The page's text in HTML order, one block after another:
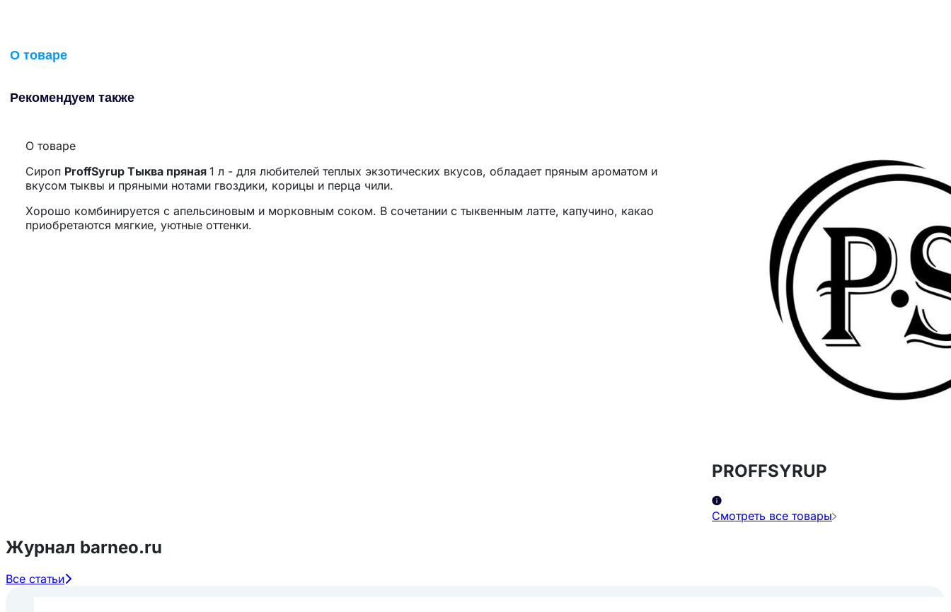
О товаре
Рекомендуем также
О товаре
Сироп ProffSyrup Тыква пряная 1 л - для любителей теплых экзотических вкусов, обладает пряным ароматом и
вкусом тыквы и пряными нотами гвоздики, корицы и перца чили.
Хорошо комбинируется с апельсиновым и морковным соком. В сочетании с тыквенным латте, капучино, какао
приобретаются мягкие, уютные оттенки.
PROFFSYRUP
Смотреть все товары
Журнал barneo.ru
Все статьи